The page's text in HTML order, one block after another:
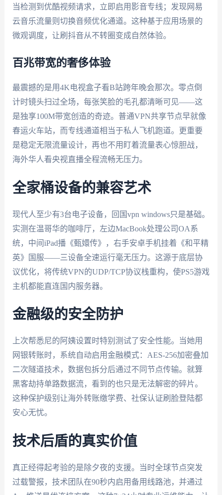
当检测到优酷视频请求，立即启用影音专线；发现网易
云音乐流量则切换音频优化通道。这种基于应用场景的
微观调度，让刷抖音从不转圈变成自然体验。
百兆带宽的奢侈体验
最震撼的是用4K电视盒子看B站跨年晚会那次。零点倒
计时镜头扫过全场，每张笑脸的毛孔都清晰可见——这
是独享100M带宽创造的奇迹。普通VPN共享节点早就像
春运火车站，而专线通道相当于私人飞机跑道。更重要
是稳定无限流量设计，再也不用盯着流量表心惊胆战，
海外华人看央视直播全程流畅无压力。
全家桶设备的兼容艺术
现代人至少有3台电子设备，回国vpn windows只是基础。
实测在温哥华的咖啡厅，左边MacBook处理公司OA系
统，中间iPad播《甄嬛传》，右手安卓手机挂着《和平精
英》国服——三设备全速运行毫无压力。这源于底层协
议优化，将传统VPN的UDP/TCP协议栈重构，使PS5游戏
主机都能直连国内服务器。
金融级的安全防护
上次帮悉尼的阿姨设置时特别测试了安全性能。当她用
网银转账时，系统自动启用金融模式：AES-256加密叠加
二次隧道技术，数据包拆分后通过不同节点传输。就算
黑客劫持单路数据流，看到的也只是无法解密的碎片。
这种保护级别让海外转账缴学费、社保认证刷脸登陆都
安心无忧。
技术后盾的真实价值
真正经得起考验的是除夕夜的支援。当时全球节点突发
过载警报，技术团队在90秒内启用备用线路池，并通过